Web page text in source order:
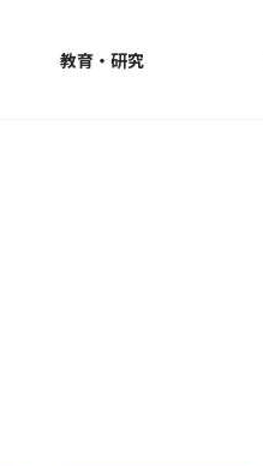
教育・研究